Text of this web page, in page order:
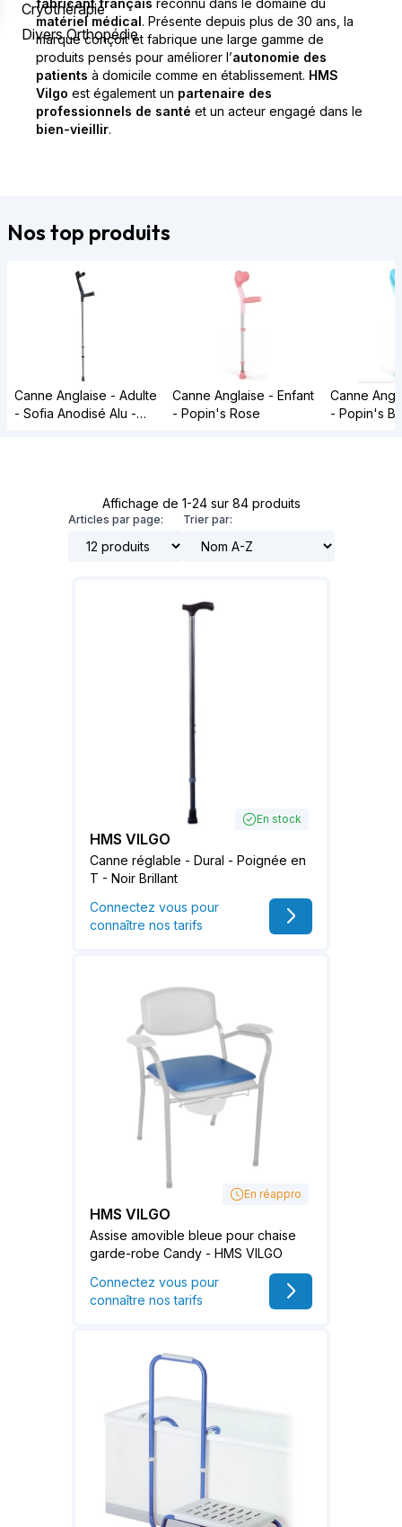
Cryothérapie
Divers Orthopédie
fabricant français reconnu dans le domaine du
matériel médical. Présente depuis plus de 30 ans, la
marque conçoit et fabrique une large gamme de
produits pensés pour améliorer l’autonomie des
patients à domicile comme en établissement. HMS
Vilgo est également un partenaire des
professionnels de santé et un acteur engagé dans le
bien-vieillir.
Nos top produits
Canne Anglaise - Adulte
- Sofia Anodisé Alu -
Canne Anglaise - Enfant
- Popin's Rose
Canne
- Popin's
Affichage de 1-24 sur 84 produits
Articles par page: Trier par:
En stock
HMS VILGO
Canne réglable - Dural - Poignée en
T - Noir Brillant
Connectez vous pour
connaître nos tarifs
En réappro
HMS VILGO
Assise amovible bleue pour chaise
garde-robe Candy - HMS VILGO
Connectez vous pour
connaître nos tarifs